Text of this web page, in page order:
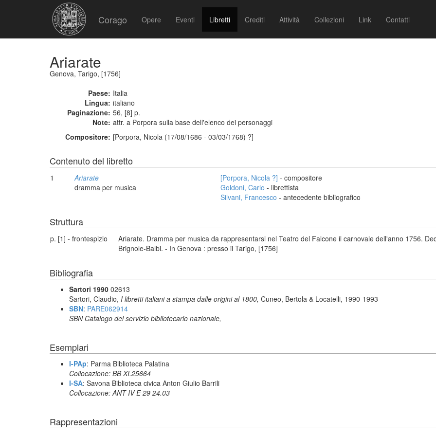
Corago Opere Eventi Libretti Crediti Attività Collezioni Link Contatti
Ariarate
Genova, Tarigo, [1756]
Paese: Italia
Lingua: italiano
Paginazione: 56, [8] p.
Note: attr. a Porpora sulla base dell'elenco dei personaggi
Compositore: [Porpora, Nicola (17/08/1686 - 03/03/1768) ?]
Contenuto del libretto
1
Ariarate
dramma per musica
[Porpora, Nicola ?] - compositore
Goldoni, Carlo - librettista
Silvani, Francesco - antecedente bibliografico
Struttura
p. [1] - frontespizio
Ariarate. Dramma per musica da rappresentarsi nel Teatro del Falcone il carnovale dell'anno 1756.
Brignole-Balbi. - In Genova : presso il Tarigo, [1756]
Bibliografia
Sartori 1990 02613
Sartori, Claudio, I libretti italiani a stampa dalle origini al 1800, Cuneo, Bertola & Locatelli, 1990-1993
SBN: PARE062914
SBN Catalogo del servizio bibliotecario nazionale,
Esemplari
I-PAp: Parma Biblioteca Palatina
Collocazione: BB XI.25664
I-SA: Savona Biblioteca civica Anton Giulio Barrili
Collocazione: ANT IV E 29 24.03
Rappresentazioni